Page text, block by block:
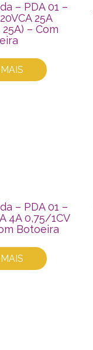
– PDA 01 –
25A
– Com
– PDA 01 –
4A 0,75/1CV
Botoeira